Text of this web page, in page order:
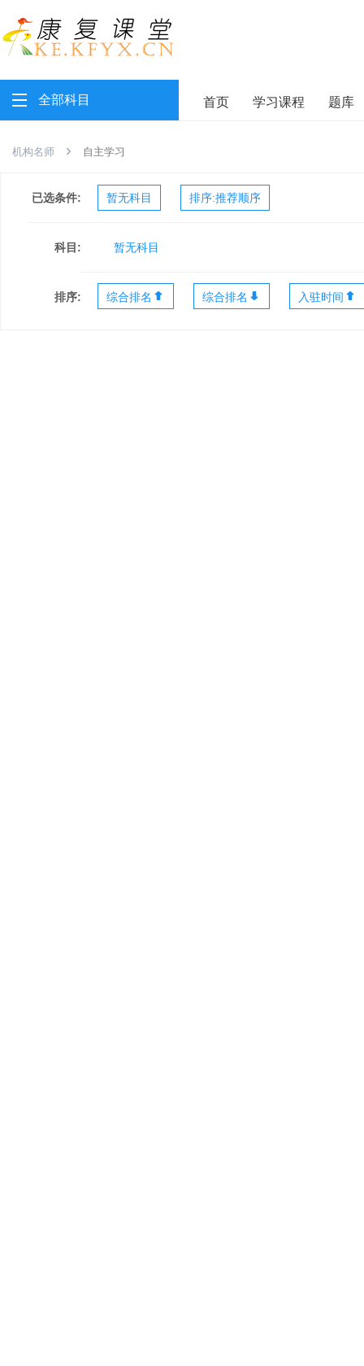
首页 学习课程 题库
全部科目
机构名师 › 自主学习
已选条件: 暂无科目 排序:推荐顺序
科目: 暂无科目
排序: 综合排名 综合排名 入驻时间